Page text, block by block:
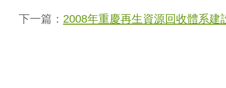
下一篇： 2008年重慶再生資源回收體系建